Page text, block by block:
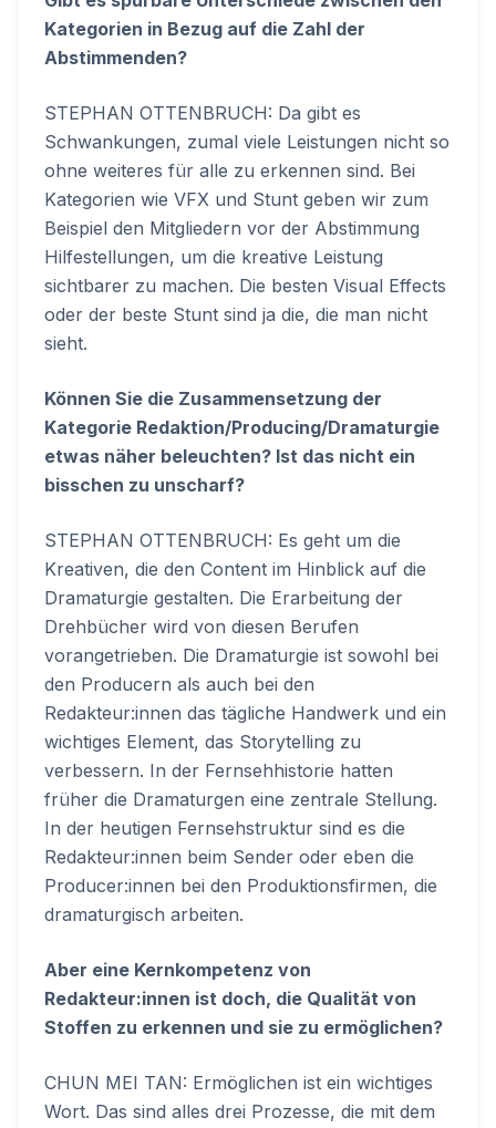
Kategorien in Bezug auf die Zahl der
Abstimmenden?
STEPHAN OTTENBRUCH: Da gibt es
Schwankungen, zumal viele Leistungen nicht so
ohne weiteres für alle zu erkennen sind. Bei
Kategorien wie VFX und Stunt geben wir zum
Beispiel den Mitgliedern vor der Abstimmung
Hilfestellungen, um die kreative Leistung
sichtbarer zu machen. Die besten Visual Effects
oder der beste Stunt sind ja die, die man nicht
sieht.
Können Sie die Zusammensetzung der
Kategorie Redaktion/Producing/Dramaturgie
etwas näher beleuchten? Ist das nicht ein
bisschen zu unscharf?
STEPHAN OTTENBRUCH: Es geht um die
Kreativen, die den Content im Hinblick auf die
Dramaturgie gestalten. Die Erarbeitung der
Drehbücher wird von diesen Berufen
vorangetrieben. Die Dramaturgie ist sowohl bei
den Producern als auch bei den
Redakteur:innen das tägliche Handwerk und ein
wichtiges Element, das Storytelling zu
verbessern. In der Fernsehhistorie hatten
früher die Dramaturgen eine zentrale Stellung.
In der heutigen Fernsehstruktur sind es die
Redakteur:innen beim Sender oder eben die
Producer:innen bei den Produktionsfirmen, die
dramaturgisch arbeiten.
Aber eine Kernkompetenz von
Redakteur:innen ist doch, die Qualität von
Stoffen zu erkennen und sie zu ermöglichen?
CHUN MEI TAN: Ermöglichen ist ein wichtiges
Wort. Das sind alles drei Prozesse, die mit dem